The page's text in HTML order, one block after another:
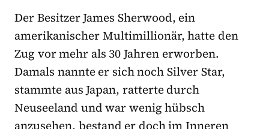
Der Besitzer James Sherwood, ein
amerikanischer Multimillionär, hatte den
Zug vor mehr als 30 Jahren erworben.
Damals nannte er sich noch Silver Star,
stammte aus Japan, ratterte durch
Neuseeland und war wenig hübsch
anzusehen, bestand er doch im Inneren